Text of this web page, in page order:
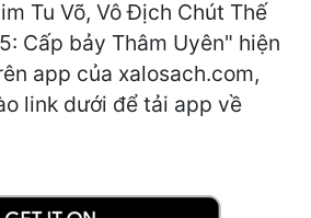
Tu Võ, Vô Địch Chút Thế
Cấp bảy Thâm Uyên" hiện
app của xalosach.com,
link dưới để tải app về